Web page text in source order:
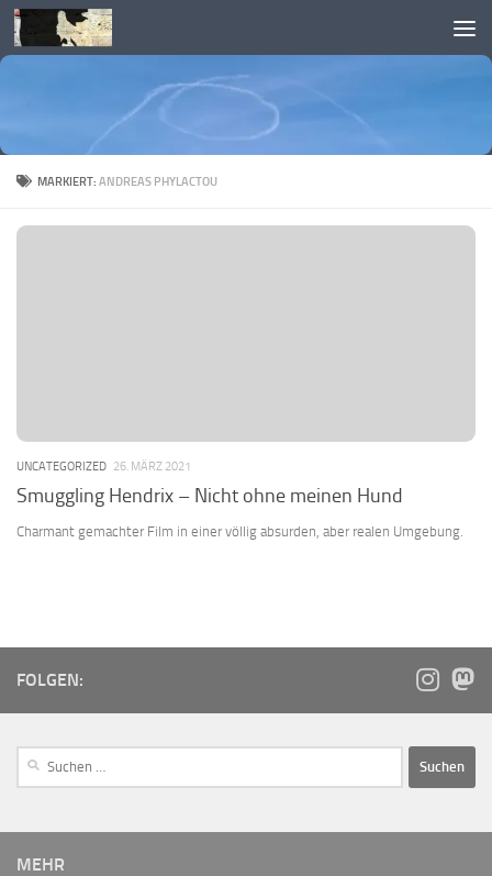
Skip to content
MARKIERT:ANDREAS PHYLACTOU
UNCATEGORIZED 26. MÄRZ 2021
Smuggling Hendrix – Nicht ohne meinen Hund
Charmant gemachter Film in einer völlig absurden, aber realen Umgebung.
FOLGEN:
MEHR